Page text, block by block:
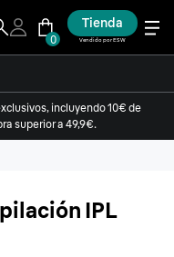
0
Tienda
Vendido por ESW
incluyendo 10€ de
superior a 49,9€.
IPL